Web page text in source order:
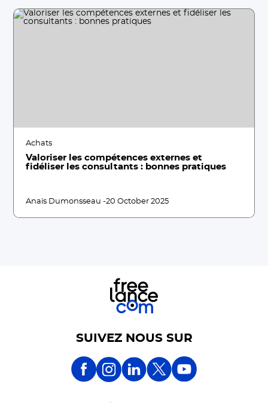
Achats
Valoriser les compétences externes et
fidéliser les consultants : bonnes pratiques
Anaïs Dumonsseau -20 October 2025
SUIVEZ NOUS SUR